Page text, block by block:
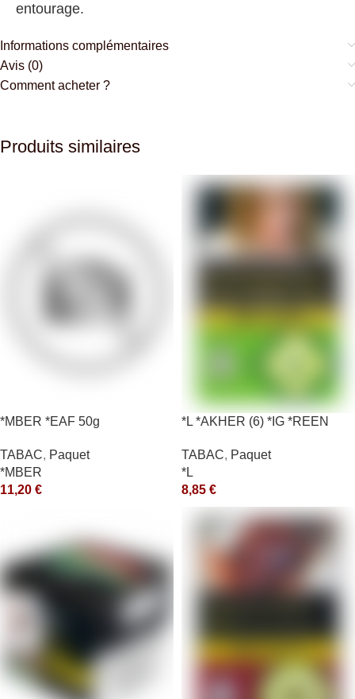
entourage.
Informations complémentaires
Avis (0)
Comment acheter ?
Produits similaires
*MBER *EAF 50g
TABAC, Paquet
*MBER
11,20 €
*L *AKHER (6) *IG *REEN
TABAC, Paquet
*L
8,85 €